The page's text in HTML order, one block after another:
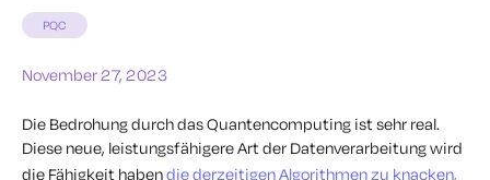
PQC
November 27, 2023
Die Bedrohung durch das Quantencomputing ist sehr real.
Diese neue, leistungsfähigere Art der Datenverarbeitung wird
die Fähigkeit habendie derzeitigen Algorithmen zu knacken,